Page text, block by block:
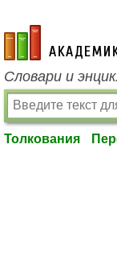
academic.ru
Словари и
Толкования